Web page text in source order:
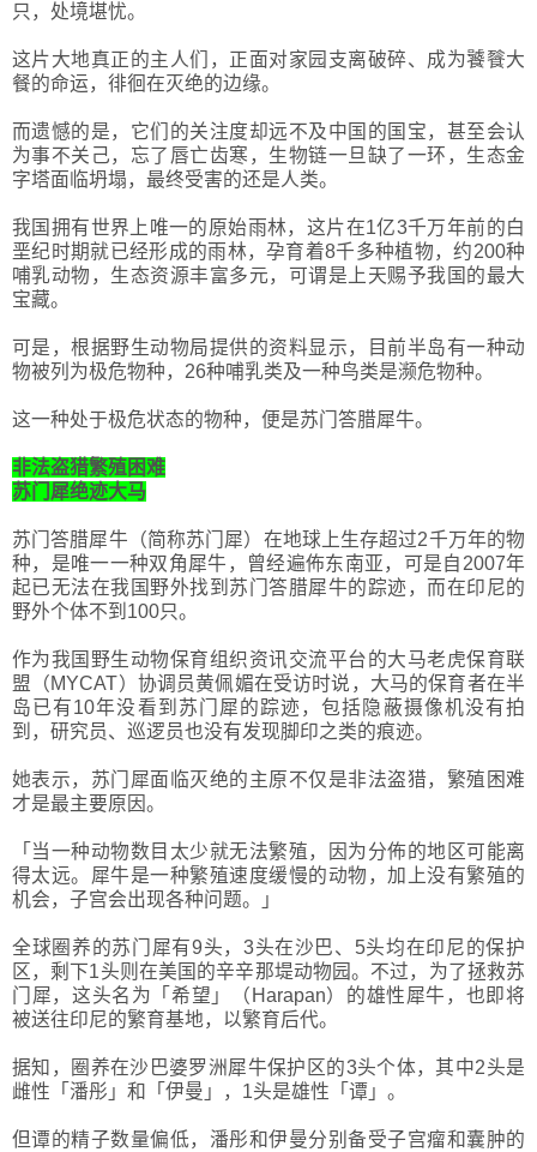
只，处境堪忧。
这片大地真正的主人们，正面对家园支离破碎、成为饕餮大
餐的命运，徘徊在灭绝的边缘。
而遗憾的是，它们的关注度却远不及中国的国宝，甚至会认
为事不关己，忘了唇亡齿寒，生物链一旦缺了一环，生态金
字塔面临坍塌，最终受害的还是人类。
我国拥有世界上唯一的原始雨林，这片在1亿3千万年前的白
垩纪时期就已经形成的雨林，孕育着8千多种植物，约200种
哺乳动物，生态资源丰富多元，可谓是上天赐予我国的最大
宝藏。
可是，根据野生动物局提供的资料显示，目前半岛有一种动
物被列为极危物种，26种哺乳类及一种鸟类是濒危物种。
这一种处于极危状态的物种，便是苏门答腊犀牛。
非法盗猎繁殖困难
苏门犀绝迹大马
苏门答腊犀牛（简称苏门犀）在地球上生存超过2千万年的物
种，是唯一一种双角犀牛，曾经遍佈东南亚，可是自2007年
起已无法在我国野外找到苏门答腊犀牛的踪迹，而在印尼的
野外个体不到100只。
作为我国野生动物保育组织资讯交流平台的大马老虎保育联
盟（MYCAT）协调员黄佩媚在受访时说，大马的保育者在半
岛已有10年没看到苏门犀的踪迹，包括隐蔽摄像机没有拍
到，研究员、巡逻员也没有发现脚印之类的痕迹。
她表示，苏门犀面临灭绝的主原不仅是非法盗猎，繁殖困难
才是最主要原因。
「当一种动物数目太少就无法繁殖，因为分佈的地区可能离
得太远。犀牛是一种繁殖速度缓慢的动物，加上没有繁殖的
机会，子宫会出现各种问题。」
全球圈养的苏门犀有9头，3头在沙巴、5头均在印尼的保护
区，剩下1头则在美国的辛辛那堤动物园。不过，为了拯救苏
门犀，这头名为「希望」（Harapan）的雄性犀牛，也即将
被送往印尼的繁育基地，以繁育后代。
据知，圈养在沙巴婆罗洲犀牛保护区的3头个体，其中2头是
雌性「潘彤」和「伊曼」，1头是雄性「谭」。
但谭的精子数量偏低，潘彤和伊曼分别备受子宫瘤和囊肿的